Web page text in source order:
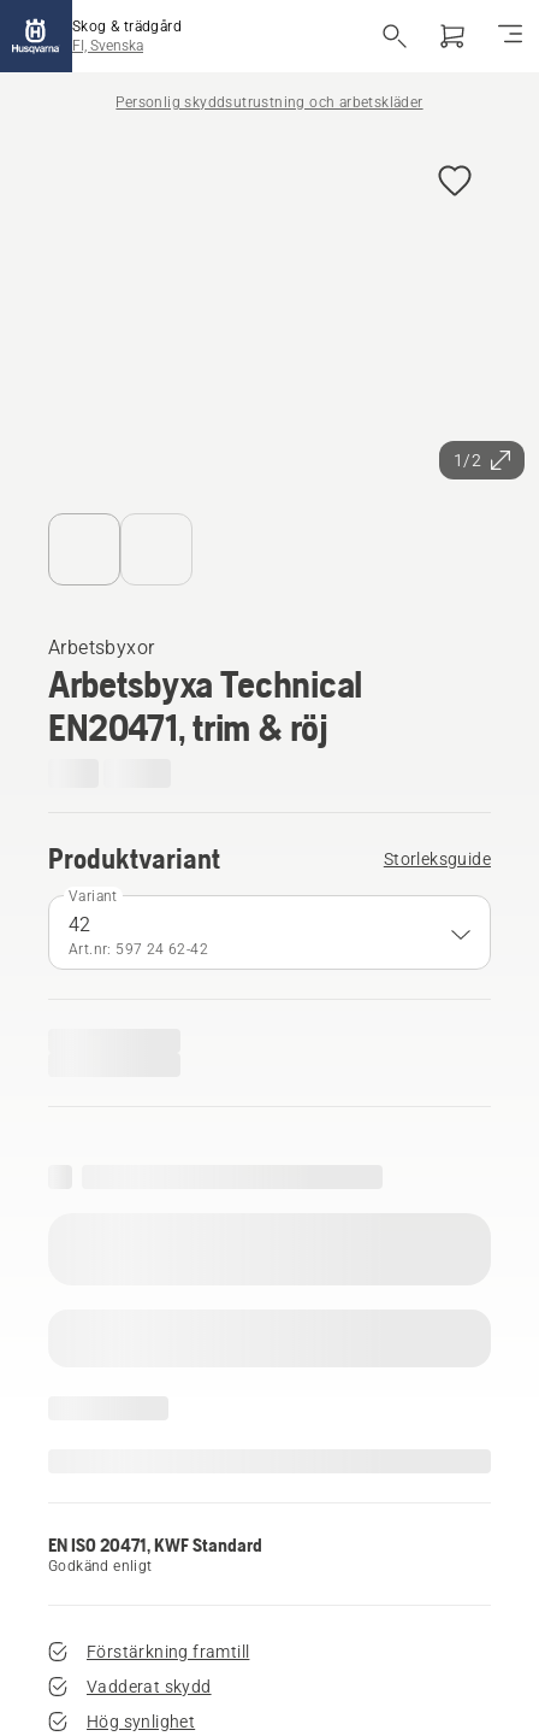
Skog & trädgård
FI, Svenska
Personlig skyddsutrustning och arbetskläder
1/2
Arbetsbyxor
Arbetsbyxa Technical
EN20471, trim & röj
Produktvariant Storleksguide
Variant
42
Art.nr: 597 24 62‑42
EN ISO 20471, KWF Standard
Godkänd enligt
Förstärkning framtill
Vadderat skydd
Hög synlighet